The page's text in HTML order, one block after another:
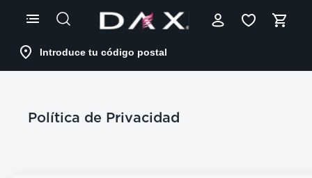
Introduce tu código postal
Política de Privacidad